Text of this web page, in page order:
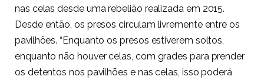
nas celas desde uma rebelião realizada em 2015.
Desde então, os presos circulam livremente entre os
pavilhões. “Enquanto os presos estiverem soltos,
enquanto não houver celas, com grades para prender
os detentos nos pavilhões e nas celas, isso poderá